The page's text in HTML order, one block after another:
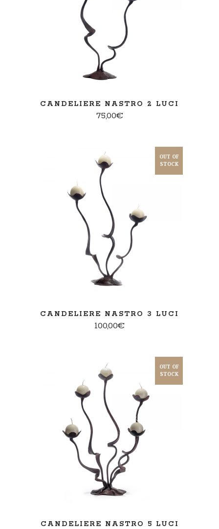
PER SAPERNE DI PIÙ
CANDELIERE NASTRO 2 LUCI
75,00€
OUT OF
STOCK
PER SAPERNE DI PIÙ
CANDELIERE NASTRO 3 LUCI
100,00€
OUT OF
STOCK
PER SAPERNE DI PIÙ
CANDELIERE NASTRO 5 LUCI